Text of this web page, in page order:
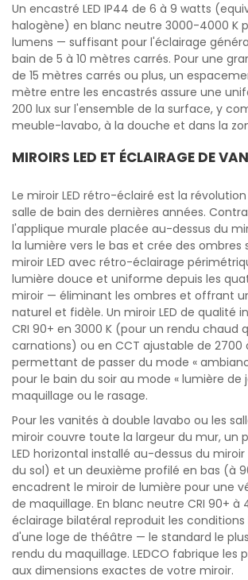
Un encastré LED IP44 de 6 à 9 watts
halogène) en blanc neutre 3000-4000 K
lumens — suffisant pour l'éclairage
bain de 5 à 10 mètres carrés. Pour une
de 15 mètres carrés ou plus, un
mètre entre les encastrés assure une
200 lux sur l'ensemble de la surface, y
meuble-lavabo, à la douche et dans la
MIROIRS LED ET ÉCLAIRAGE DE
Le miroir LED rétro-éclairé est la
salle de bain des dernières années.
l'applique murale placée au-dessus du
la lumière vers le bas et crée des ombres
miroir LED avec rétro-éclairage
lumière douce et uniforme depuis les
miroir — éliminant les ombres et offrant
naturel et fidèle. Un miroir LED de qualité
CRI 90+ en 3000 K (pour un rendu chaud
carnations) ou en CCT ajustable de 2700
permettant de passer du mode «
pour le bain du soir au mode « lumière de
maquillage ou le rasage.
Pour les vanités à double lavabo ou les
miroir couvre toute la largeur du mur, un
LED horizontal installé au-dessus du
du sol) et un deuxième profilé en bas (à
encadrent le miroir de lumière pour une
de maquillage. En blanc neutre CRI 90+ à
éclairage bilatéral reproduit les conditions
d'une loge de théâtre — le standard le
rendu du maquillage. LEDCO fabrique les
aux dimensions exactes de votre miroir.